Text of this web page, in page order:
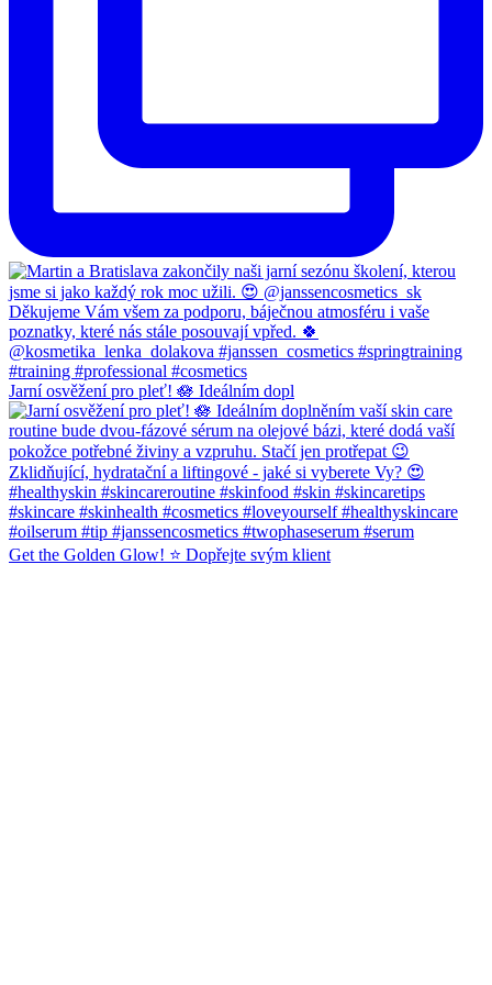
Jarní osvěžení pro pleť! 🪷 Ideálním dopl
Get the Golden Glow! ⭐️ Dopřejte svým klient